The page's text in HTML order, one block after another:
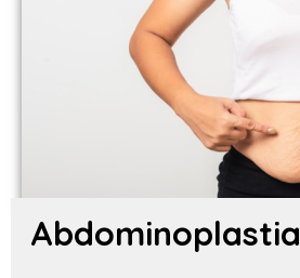
Abdominoplastia